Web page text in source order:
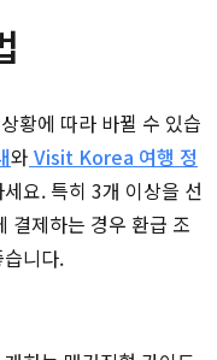
황에 따라 바뀔 수 있습
와 Visit Korea 여행 정
요. 특히 3개 이상을 선
결제하는 경우 환급 조
니다.